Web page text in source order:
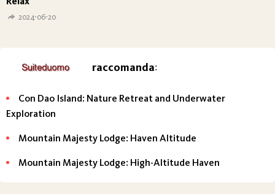
2024-06-20
raccomanda:
Con Dao Island: Nature Retreat and Underwater
Exploration
Mountain Majesty Lodge: Haven Altitude
Mountain Majesty Lodge: High-Altitude Haven